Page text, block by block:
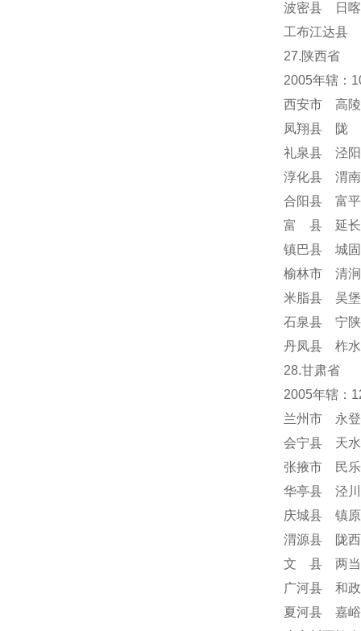
波密县 日
工布江达县
27.陕西省
2005年辖：
西安市 高
凤翔县 陇
礼泉县 泾
淳化县 渭
合阳县 富
富 县 延长
镇巴县 城
榆林市 清
米脂县 吴
石泉县 宁
丹凤县 柞
28.甘肃省
2005年辖：
兰州市 永
会宁县 天
张掖市 民
华亭县 泾
庆城县 镇
渭源县 陇
文 县 两
广河县 和
夏河县 嘉